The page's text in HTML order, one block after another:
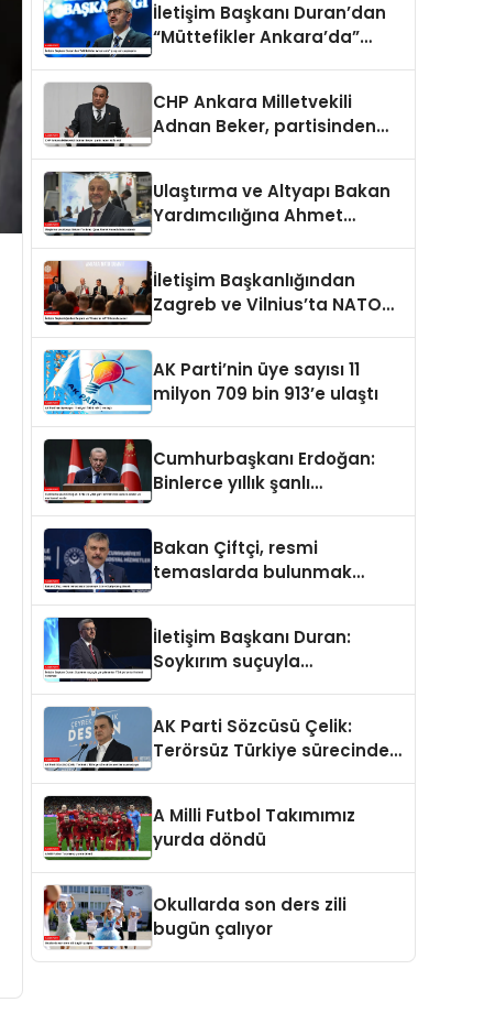
İletişim Başkanı Duran’dan
“Müttefikler Ankara’da”
CHP Ankara Milletvekili
Adnan Beker, partisinden
Ulaştırma ve Altyapı Bakan
Yardımcılığına Ahmet
İletişim Başkanlığından
Zagreb ve Vilnius’ta NATO
AK Parti’nin üye sayısı 11
milyon 709 bin 913’e ulaştı
Cumhurbaşkanı Erdoğan:
Binlerce yıllık şanlı
Bakan Çiftçi, resmi
temaslarda bulunmak
İletişim Başkanı Duran:
Soykırım suçuyla
AK Parti Sözcüsü Çelik:
Terörsüz Türkiye sürecinde
A Milli Futbol Takımımız
yurda döndü
Okullarda son ders zili
bugün çalıyor